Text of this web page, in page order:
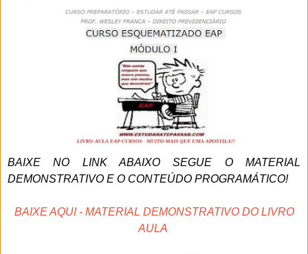
BAIXE NO LINK ABAIXO SEGUE O MATERIAL
DEMONSTRATIVO E O CONTEÚDO PROGRAMÁTICO!
BAIXE AQUI - MATERIAL DEMONSTRATIVO DO LIVRO
AULA